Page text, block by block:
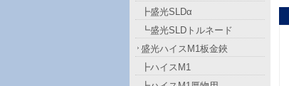
┣盛光SLDα
┗盛光SLDトルネード
盛光ハイスM1板金鋏
┣ハイスM1